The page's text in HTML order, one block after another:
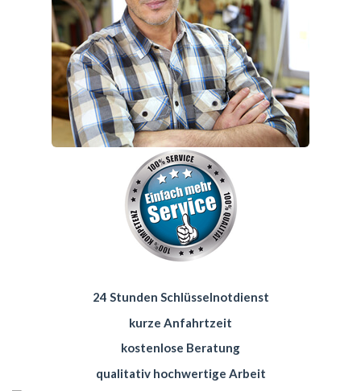
24 Stunden Schlüsselnotdienst
kurze Anfahrtzeit
kostenlose Beratung
qualitativ hochwertige Arbeit